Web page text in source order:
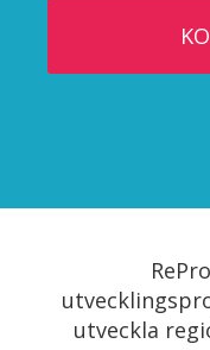
utveckla